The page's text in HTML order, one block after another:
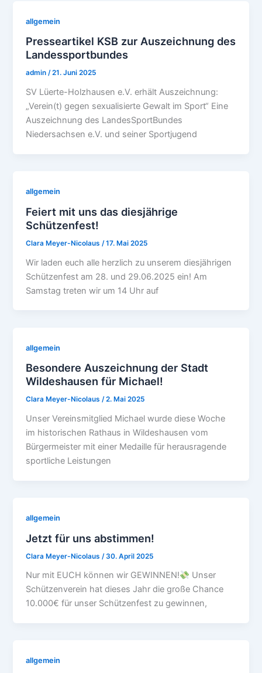
allgemein
Presseartikel KSB zur Auszeichnung des
Landessportbundes
admin/21. Juni 2025
SV Lüerte-Holzhausen e.V. erhält Auszeichnung:
„Verein(t) gegen sexualisierte Gewalt im Sport“ Eine
Auszeichnung des LandesSportBundes
Niedersachsen e.V. und seiner Sportjugend
allgemein
Feiert mit uns das diesjährige
Schützenfest!
Clara Meyer-Nicolaus /17. Mai 2025
Wir laden euch alle herzlich zu unserem diesjährigen
Schützenfest am 28. und 29.06.2025 ein! Am
Samstag treten wir um 14 Uhr auf
allgemein
Besondere Auszeichnung der Stadt
Wildeshausen für Michael!
Clara Meyer-Nicolaus/2. Mai 2025
Unser Vereinsmitglied Michael wurde diese Woche
im historischen Rathaus in Wildeshausen vom
Bürgermeister mit einer Medaille für herausragende
sportliche Leistungen
allgemein
Jetzt für uns abstimmen!
Clara Meyer-Nicolaus /30. April 2025
Nur mit EUCH können wir GEWINNEN!
Unser
Schützenverein hat dieses Jahr die große Chance
10.000€ für unser Schützenfest zu gewinnen,
allgemein